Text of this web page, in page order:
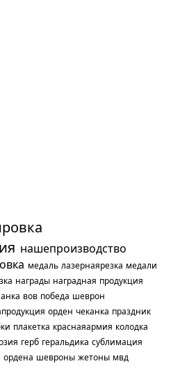
нашепроизводство
медаль лазернаярезка медали
награды наградная продукция
вов победа шеврон
орден чеканка праздник
плакетка краснаяармия колодка
герб геральдика сублимация
ордена шевроны жетоны мвд